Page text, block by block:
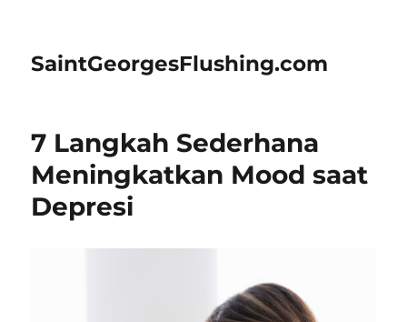
SaintGeorgesFlushing.com
7 Langkah Sederhana
Meningkatkan Mood saat
Depresi